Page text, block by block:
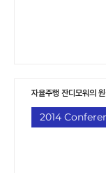
자율주행 잔디모워의
2014